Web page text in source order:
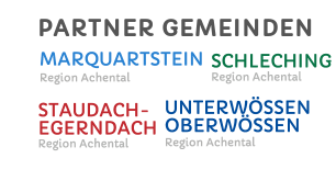
PARTNER GEMEINDEN